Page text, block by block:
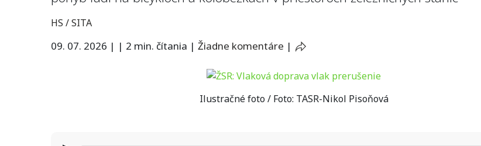
HS / SITA
09. 07. 2026 | | 2 min. čítania | Žiadne komentáre |
Ilustračné foto / Foto: TASR-Nikol Pisoňová